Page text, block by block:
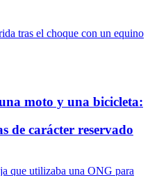
moto y una bicicleta:
de carácter reservado